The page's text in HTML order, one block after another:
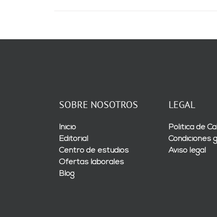
SOBRE NOSOTROS
Inicio
Editorial
Centro de estudios
Ofertas laborales
Blog
LEGAL
Política de
Condiciones
Aviso legal